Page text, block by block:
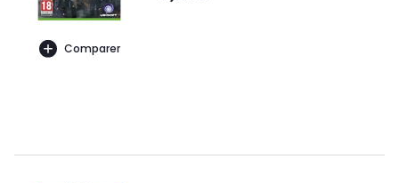
Comparer